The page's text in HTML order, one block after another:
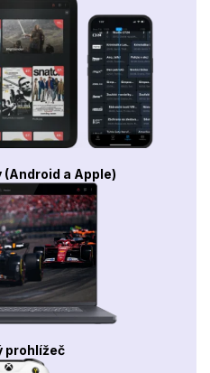
a Apple)
prohlížeč